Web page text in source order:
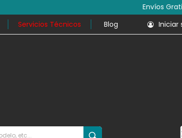
en el mismo día en miles de productos.
Servicios Técnicos Blog Iniciar